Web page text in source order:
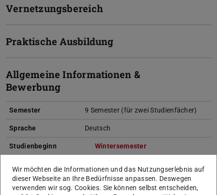
Vernetzungsbereich
Praktische Ausbildung
Allgemeine Informationen &
Bewerbung
Semester 9 Semester (für zwei Studienfächer)
Sprache Deutsch
Studienbeginn Wintersemester
Studiengangs Lehramt an Gymnasien
müssen absolviert werden:
Wir möchten die Informationen und das Nutzungserlebnis auf
dieser Webseite an Ihre Bedürfnisse anpassen. Deswegen
verwenden wir sog. Cookies. Sie können selbst entscheiden,